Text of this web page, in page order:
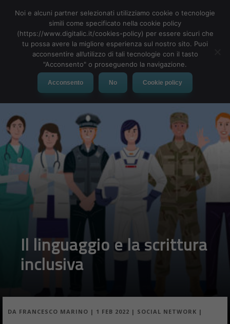
MENU
Il linguaggio e la scrittura
inclusiva
DA FRANCESCO MARINO | 1 FEB 2022 | SOCIAL NETWORK |
Noi e alcuni partner selezionati utilizziamo cookie o tecnologie
simili come specificato nella cookie policy
(https://www.digitalic.it/cookies-policy) per essere sicuri che
tu possa avere la migliore esperienza sul nostro sito. Puoi
acconsentire all’utilizzo di tali tecnologie con il tasto
"Acconsento" o proseguendo la navigazione.
Acconsento No Cookie policy